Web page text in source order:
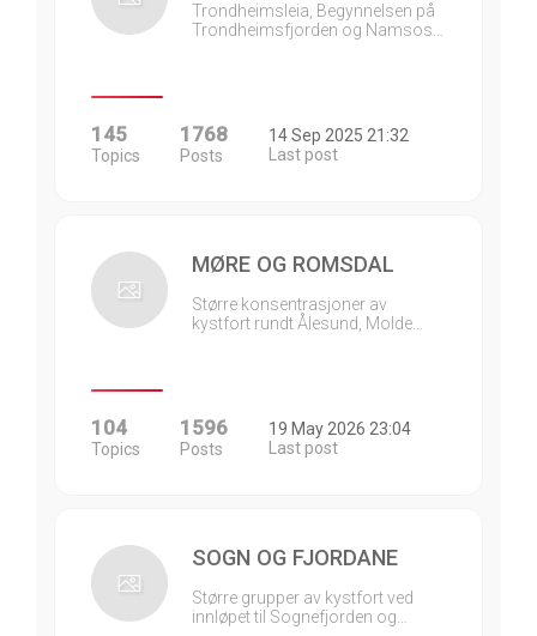
Trondheimsleia, Begynnelsen på
Trondheimsfjorden og Namsos…
145
Topics
1768
Posts
14 Sep 2025 21:32
Last post
MØRE OG ROMSDAL
Større konsentrasjoner av
kystfort rundt Ålesund, Molde…
104
Topics
1596
Posts
19 May 2026 23:04
Last post
SOGN OG FJORDANE
Større grupper av kystfort ved
innløpet til Sognefjorden og…